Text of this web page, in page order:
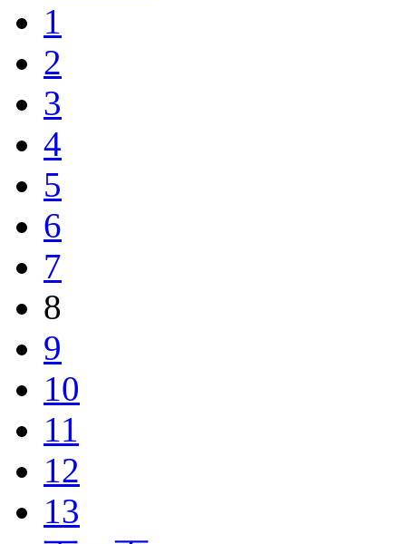
1
2
3
4
5
6
7
8
9
10
11
12
13